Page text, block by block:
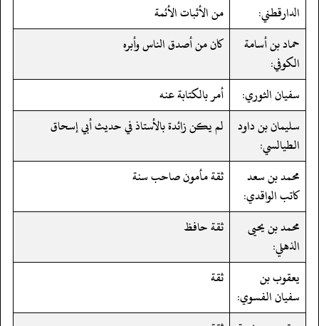
الدارقطني:
من الأثبات الأئمة
حماد بن أسامة
الكوفي:
كان من أصدق الناس وأبره
سفيان الثوري:
أمر بالكتابة عنه
سليمان بن داود
الطيالسي:
لم يكن زائدة بالأستاذ في حديث أبي إسحاق
محمد بن سعد
كاتب الواقدي:
ثقة مأمون صاحب سنة
محمد بن يحيى
الذهلي:
ثقة حافظ
يعقوب بن
سفيان الفسوي:
ثقة